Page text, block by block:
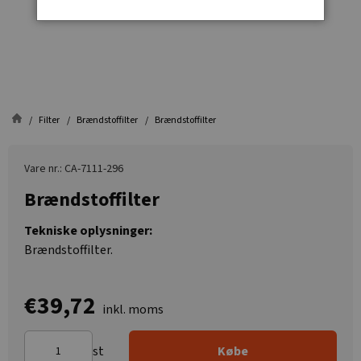
Filter Brændstoffilter Brændstoffilter
Vare nr.: CA-7111-296
Brændstoffilter
Tekniske oplysninger:
Brændstoffilter.
€39,72 inkl. moms
st Købe